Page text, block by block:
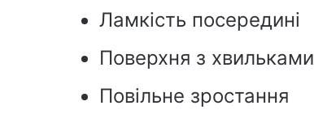
Ламкість посередині
Поверхня з хвильками
Повільне зростання